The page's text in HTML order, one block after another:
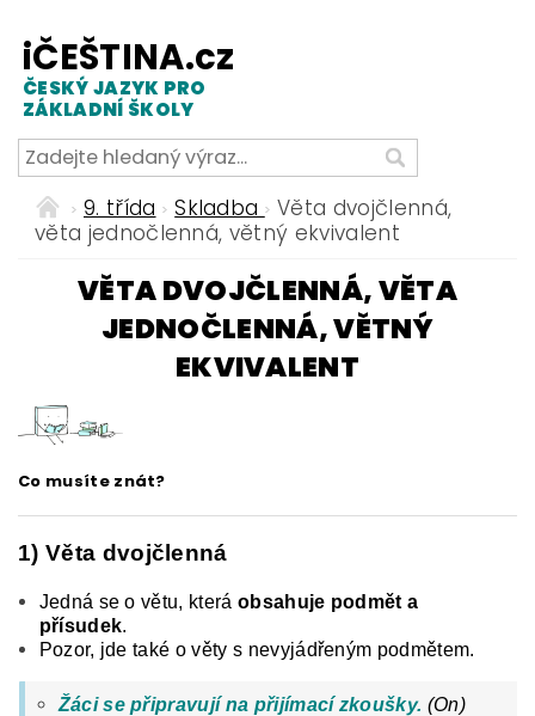
iČEŠTINA.cz
ČESKÝ JAZYK PRO
ZÁKLADNÍ ŠKOLY
9. třída Skladba
Věta dvojčlenná,
věta jednočlenná, větný ekvivalent
VĚTA DVOJČLENNÁ, VĚTA
JEDNOČLENNÁ, VĚTNÝ
EKVIVALENT
Co musíte znát?
1) Věta dvojčlenná
Jedná se o větu, která obsahuje podmět a
přísudek.
Pozor, jde také o věty s nevyjádřeným podmětem.
Žáci se připravují na přijímací zkoušky. (On)